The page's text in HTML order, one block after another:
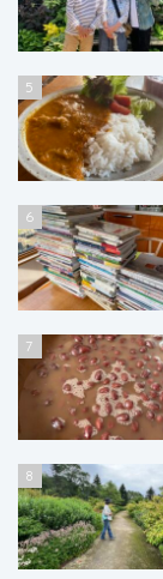
5
6
7
8